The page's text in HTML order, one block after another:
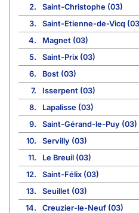
2.
Saint-Christophe (03)
3.
Saint-Etienne-de-Vicq
4.
Magnet (03)
5.
Saint-Prix (03)
6.
Bost (03)
7.
Isserpent (03)
8.
Lapalisse (03)
9.
Saint-Gérand-le-Puy (03)
10.
Servilly (03)
11.
Le Breuil (03)
12.
Saint-Félix (03)
13.
Seuillet (03)
14.
Creuzier-le-Neuf (03)